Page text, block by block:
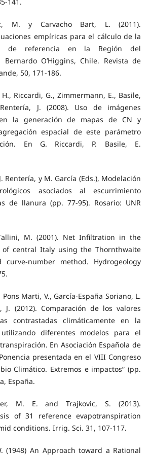
M. y Carvacho Bart, L. (2011).
empíricas para el cálculo de la
de referencia en la Región del
Bernardo O’Higgins, Chile. Revista de
50, 171-186.
Riccardi, G., Zimmermann, E., Basile,
J. (2008). Uso de imágenes
la generación de mapas de CN y
espacial de este parámetro
En G. Riccardi, P. Basile, E.
Rentería, y M. García (Eds.), Modelación
asociados al escurrimiento
de llanura (pp. 77-95). Rosario: UNR
M. (2001). Net Infiltration in the
of central Italy using the Thornthwaite
number method. Hydrogeology
Marti, V., García-España Soriano, L.
J. (2012). Comparación de los valores
contrastadas climáticamente en la
diferentes modelos para el
En Asociación Española de
presentada en el VIII Congreso
Climático. Extremos e impactos” (pp.
España.
M. E. and Trajkovic, S. (2013).
of 31 reference evapotranspiration
conditions. Irrig. Sci. 31, 107-117.
(1948) An Approach toward a Rational